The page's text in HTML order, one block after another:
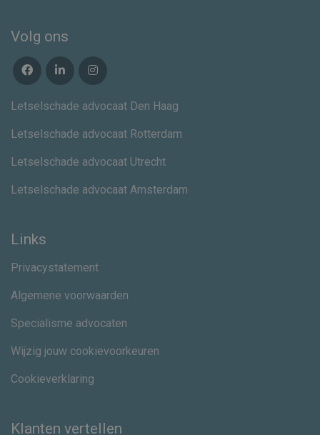
Volg ons
Letselschade advocaat Den Haag
Letselschade advocaat Rotterdam
Letselschade advocaat Utrecht
Letselschade advocaat Amsterdam
Links
Privacystatement
Algemene voorwaarden
Specialisme advocaten
Wijzig jouw cookievoorkeuren
Cookieverklaring
Klanten vertellen